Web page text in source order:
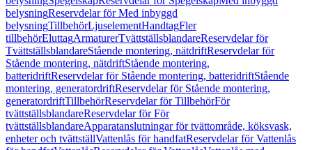
belysningReservdelar för Med inbyggd
belysningTillbehörLjuselementHandtagFler
tillbehörEluttagArmaturerTvättställsblandareReservdelar för
TvättställsblandareStående montering, nätdriftReservdelar för
Stående montering, nätdriftStående montering,
batteridriftReservdelar för Stående montering, batteridriftStående
montering, generatordriftReservdelar för Stående montering,
generatordriftTillbehörReservdelar för TillbehörFör
tvättställsblandareReservdelar för För
tvättställsblandareApparatanslutningar för tvättområde, köksvask,
enheter och tvättställVattenlås för handfatReservdelar för Vattenlås